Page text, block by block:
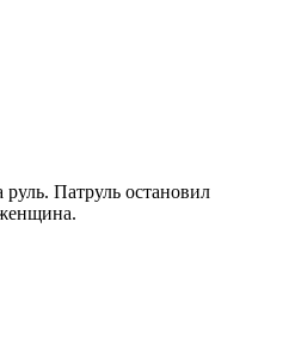
Патруль остановил